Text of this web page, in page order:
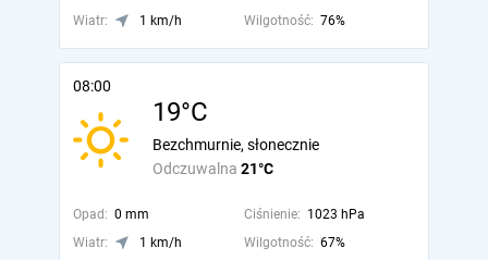
Wiatr: 1 km/h Wilgotność: 76%
08:00
19°C
Odczuwalna 21°C
Bezchmurnie, słonecznie
Opad: 0 mm Ciśnienie: 1023 hPa
Wiatr:
1 km/h Wilgotność: 67%